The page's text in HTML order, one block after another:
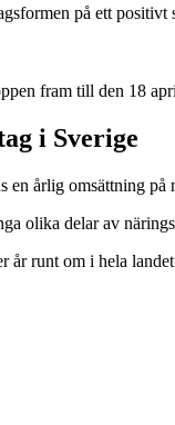
på ett positivt
fram till den 18
i Sverige
en årlig omsättning
olika delar av
år runt om i hela